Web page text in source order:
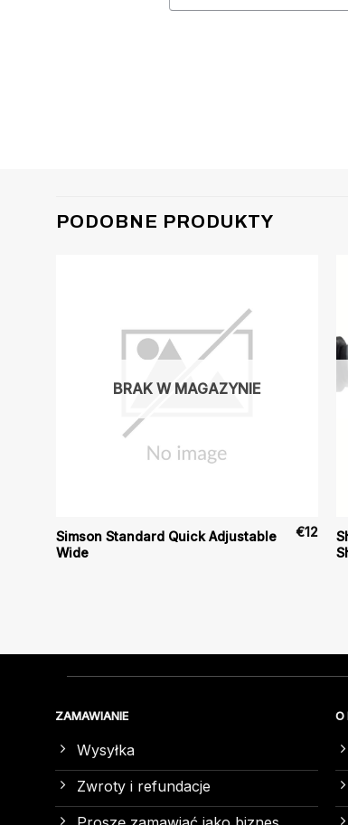
PODOBNE PRODUKTY
BRAK W MAGAZYNIE
Simson Standard Quick Adjustable
Wide
€12
ZAMAWIANIE
Wysyłka
Zwroty i refundacje
O